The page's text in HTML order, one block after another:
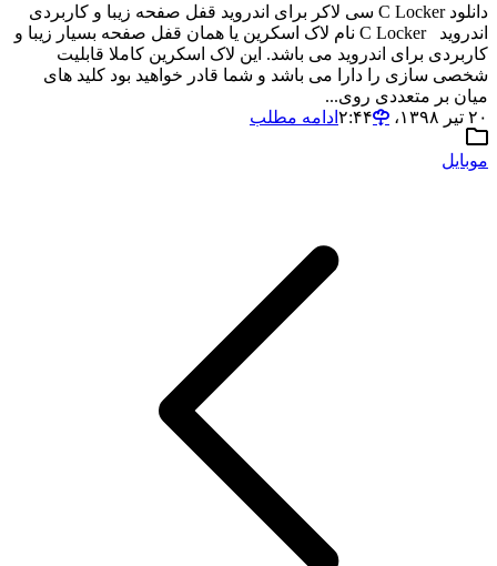
دانلود C Locker سی لاکر برای اندروید قفل صفحه زیبا و کاربردی
اندروید C Locker نام لاک اسکرین یا همان قفل صفحه بسیار زیبا و
کاربردی برای اندروید می باشد. این لاک اسکرین کاملا قابلیت
شخصی سازی را دارا می باشد و شما قادر خواهید بود کلید های
میان بر متعددی روی...
۲۰ تیر ۱۳۹۸،‏ ۲:۴۴
ادامه مطلب
موبایل